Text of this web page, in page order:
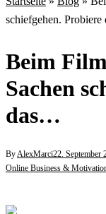
schiefgehen.
Beim
Sachen
das…
ByAlexMarci22. September
Online Business &